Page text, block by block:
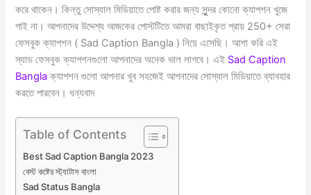
করে থাকেন। কিন্তু সোস্যাল মিডিয়াতে পোষ্ট করার জন্য সুুন্দর কোনো ক্যাপশন খুজে
পাই না। আপনাদের উদ্দেশ্য আজকের পোস্টটিতে আমরা বাছাইকৃত প্রায় 250+ সেরা
ফেসবুক ক্যাপশন ( Sad Caption Bangla ) নিয়ে এসেছি। আশা করি এই
স্যাড ফেসবুক ক্যাপশনগুলো আপনাদের অনেক ভাল লাগবে। এই Sad Caption
Bangla ক্যাপশন গুলো আপনার খুব সহজেই আপনাদের সোস্যাল মিডিয়াতে ব্যাবহার
করতে পারবেন। ধন্যবাদ
Table of Contents
Best Sad Caption Bangla 2023
বেস্ট কষ্টের স্ট্যাটাস বাংলা
Sad Status Bangla